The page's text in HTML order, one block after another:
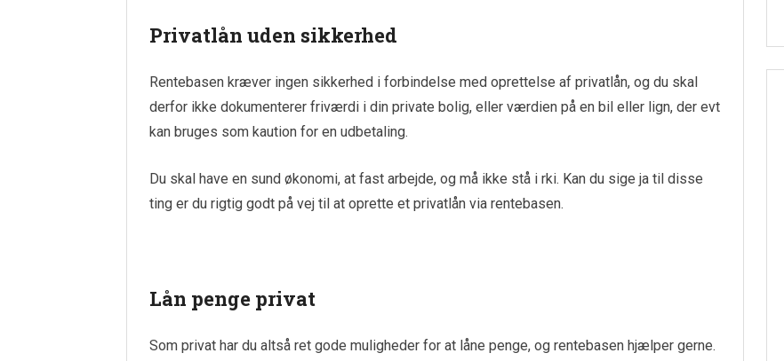
Privatlån uden sikkerhed
Rentebasen kræver ingen sikkerhed i forbindelse med oprettelse af privatlån, og du skal
derfor ikke dokumenterer friværdi i din private bolig, eller værdien på en bil eller lign, der evt
kan bruges som kaution for en udbetaling.
Du skal have en sund økonomi, at fast arbejde, og må ikke stå i rki. Kan du sige ja til disse
ting er du rigtig godt på vej til at oprette et privatlån via rentebasen.
Lån penge privat
Som privat har du altså ret gode muligheder for at låne penge, og rentebasen hjælper gerne.